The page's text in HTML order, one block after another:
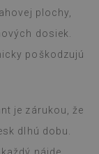
plochy,
dosiek.
poškodzujú
je zárukou, že
dlhú dobu.